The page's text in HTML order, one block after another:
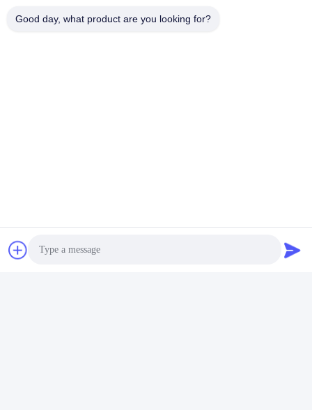
ট্যাগ: অভ্যন্তরীণ দরজা আর্কিট্রেভ
+8619867233361
Good day, what product are you looking for?